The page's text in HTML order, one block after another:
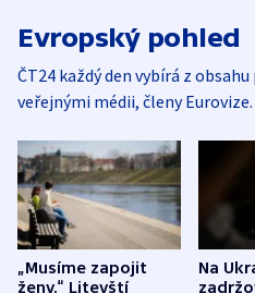
Evropský pohled
ČT24 každý den vybírá z
veřejnými médii, členy Eurovize.
„Musíme zapojit
ženy.“ Litevští
Na